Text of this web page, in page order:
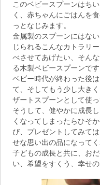
このベビースプーンはち
く、赤ちゃんにごはんを
っとなじみます。
金属製のスプーンにはな
じられるこんなカトラリ
べさせてあげたい、そん
る木製ベビースプーンです
ベビー時代が終わった後
て、そしてもう少し大き
ザートスプーンとして使っ
そうして、健やかに成長
くなってしまったらひそ
び、プレゼントしてみて
せな思い出の品になってく
子どもの成長と共に、お
い、希望をすくう、幸せ